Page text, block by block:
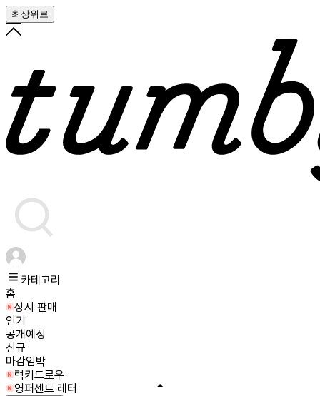
최상위로
카테고리
홈
상시 판매
인기
공개예정
신규
마감임박
럭키드로우
영퍼센트 레터